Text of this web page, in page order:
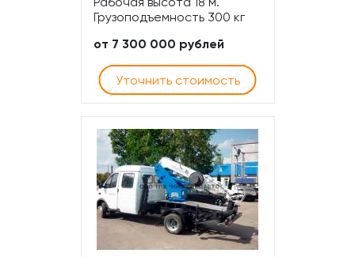
Грузоподъемность 300 кг
от 7 300 000 рублей
Уточнить стоимость